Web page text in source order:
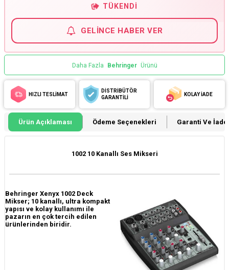
TÜKENDI
GELINCE HABER VER
Daha Fazla Behringer Ürünü
HIZLI TESLİMAT
DİSTRİBÜTÖR
GARANTİLİ
KOLAY İADE
Ürün Açıklaması Ödeme Seçenekleri Garanti Ve İade
1002 10 Kanallı Ses Mikseri
Behringer Xenyx 1002 Deck
Mikser; 10 kanallı, ultra kompakt
yapısı ve kolay kullanımı ile
pazarın en çok tercih edilen
ürünlerinden biridir.